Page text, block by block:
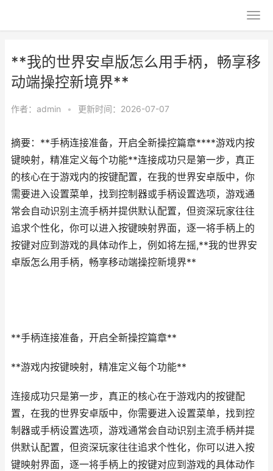
**我的世界安卓版怎么用手柄，畅享移
动端操控新境界**
作者： admin • 更新时间：2026-07-07
摘要：**手柄连接准备，开启全新操控篇章****游戏内按
键映射，精准定义每个功能**连接成功只是第一步，真正
的核心在于游戏内的按键配置，在我的世界安卓版中，你
需要进入设置菜单，找到控制器或手柄设置选项，游戏通
常会自动识别主流手柄并提供默认配置，但资深玩家往往
追求个性化，你可以进入按键映射界面，逐一将手柄上的
按键对应到游戏的具体动作上，例如将左摇,**我的世界安
卓版怎么用手柄，畅享移动端操控新境界**
**手柄连接准备，开启全新操控篇章**
**游戏内按键映射，精准定义每个功能**
连接成功只是第一步，真正的核心在于游戏内的按键配
置，在我的世界安卓版中，你需要进入设置菜单，找到控
制器或手柄设置选项，游戏通常会自动识别主流手柄并提
供默认配置，但资深玩家往往追求个性化，你可以进入按
键映射界面，逐一将手柄上的按键对应到游戏的具体动作